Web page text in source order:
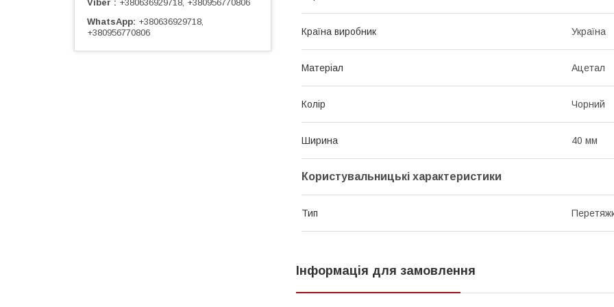
Країна виробник Україна
Матеріал Ацетал
Колір Чорний
Ширина 40 мм
Користувальницькі характеристики
Тип
Інформація для замовлення
Viber
+380636929718, +380956770806
WhatsApp +380636929718,
+380956770806